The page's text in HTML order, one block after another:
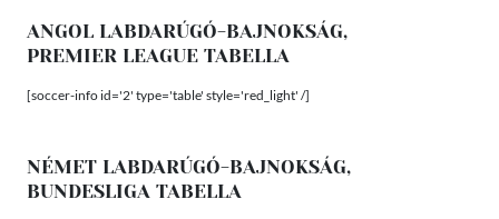
ANGOL LABDARÚGÓ-BAJNOKSÁG,
PREMIER LEAGUE TABELLA
[soccer-info id='2' type='table' style='red_light' /]
NÉMET LABDARÚGÓ-BAJNOKSÁG,
BUNDESLIGA TABELLA